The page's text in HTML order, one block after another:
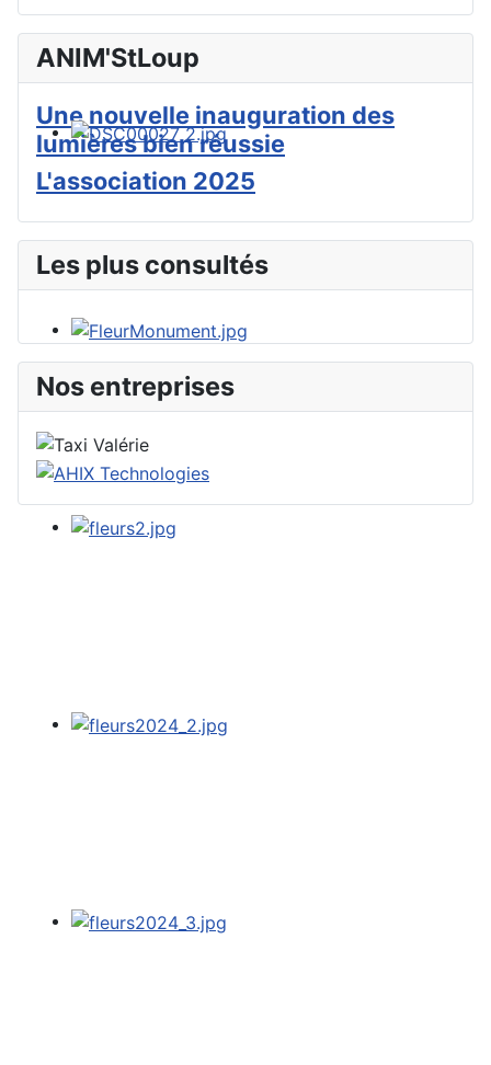
ANIM'StLoup
Une nouvelle inauguration des
lumières bien réussie
L'association 2025
Les plus consultés
Nos entreprises